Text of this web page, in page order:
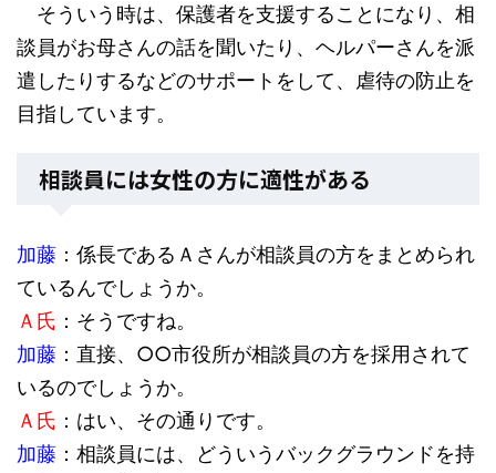
そういう時は、保護者を支援することになり、相
談員がお母さんの話を聞いたり、ヘルパーさんを派
遣したりするなどのサポートをして、虐待の防止を
目指しています。
相談員には女性の方に適性がある
加藤 ：係長であるＡさんが相談員の方をまとめられ
ているんでしょうか。
Ａ氏 ：そうですね。
加藤 ：直接、○○市役所が相談員の方を採用されて
いるのでしょうか。
Ａ氏 ：はい、その通りです。
加藤 ：相談員には、どういうバックグラウンドを持